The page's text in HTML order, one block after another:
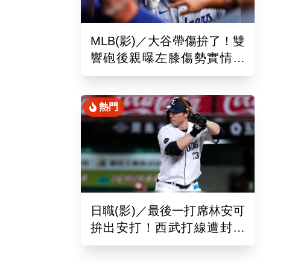
MLB(影)／大谷帶傷拚了！雙
響砲後親曝左膝傷勢實情
「一句話」揭堅持不休兵主
熱門
日職(影)／最後一打席林安可
拚出安打！西武打線遭封鎖
0：8不敵羅德吞2連敗